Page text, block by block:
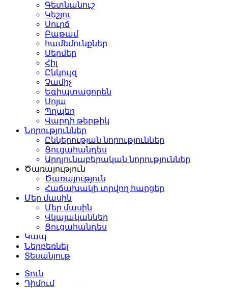
Գետնանուշ
Կեշյու
Սուրճ
Բաթամ
համեմունքներ
Սերմեր
Հիլ
Ընկույզ
Չամիչ
Եգիպտացորեն
Սոյա
Պղպեղ
Վարդի թերթիկ
Նորություններ
Ընկերության նորություններ
Ցուցահանդես
Արդյունաբերական նորություններ
Ծառայություն
Ծառայություն
Հաճախակի տրվող հարցեր
Մեր մասին
Մեր մասին
Վկայականներ
Ցուցահանդես
Կապ
Ներբեռնել
Տեսանյութ
Տուն
Դիմում